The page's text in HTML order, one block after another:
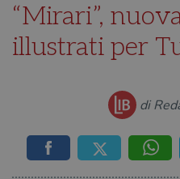
“Mirari”,
illustrati per
di